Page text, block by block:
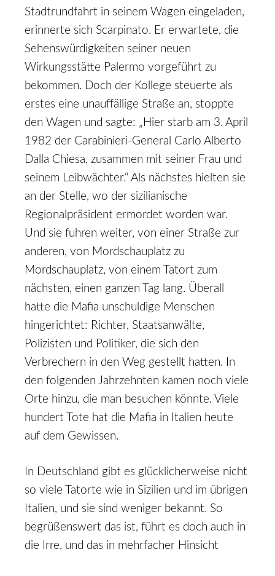
Stadtrundfahrt in seinem Wagen eingeladen,
erinnerte sich Scarpinato. Er erwartete, die
Sehenswürdigkeiten seiner neuen
Wirkungsstätte Palermo vorgeführt zu
bekommen. Doch der Kollege steuerte als
erstes eine unauffällige Straße an, stoppte
den Wagen und sagte: „Hier starb am 3. April
1982 der Carabinieri-General Carlo Alberto
Dalla Chiesa, zusammen mit seiner Frau und
seinem Leibwächter.“ Als nächstes hielten sie
an der Stelle, wo der sizilianische
Regionalpräsident ermordet worden war.
Und sie fuhren weiter, von einer Straße zur
anderen, von Mordschauplatz zu
Mordschauplatz, von einem Tatort zum
nächsten, einen ganzen Tag lang. Überall
hatte die Mafia unschuldige Menschen
hingerichtet: Richter, Staatsanwälte,
Polizisten und Politiker, die sich den
Verbrechern in den Weg gestellt hatten. In
den folgenden Jahrzehnten kamen noch viele
Orte hinzu, die man besuchen könnte. Viele
hundert Tote hat die Mafia in Italien heute
auf dem Gewissen.
In Deutschland gibt es glücklicherweise nicht
so viele Tatorte wie in Sizilien und im übrigen
Italien, und sie sind weniger bekannt. So
begrüßenswert das ist, führt es doch auch in
die Irre, und das in mehrfacher Hinsicht